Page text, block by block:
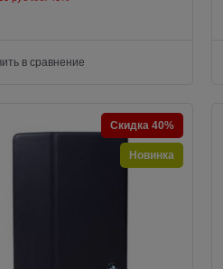
в сравнение
Скидка 40%
Новинка